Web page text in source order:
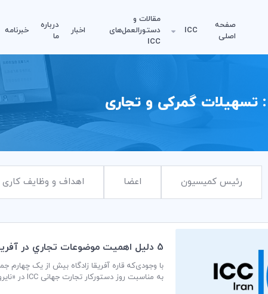
صفحه
اصلی
ICC
مقالات و
دستورالعمل‌های
ICC
اخبار
درباره
ما
خبرنامه
تسهیلات گمرکی و تجاری
رئیس کمیسیون اعضا اهداف و وظایف کاری
5 دليل اهميت موضوعات تجاري در آفريقا
با وجودی‌که قاره آفریقا زادگاه بیش از یک
به مناسبت روز دستورکار تجارت جهانی ICC در «نایروبی»، «کنیا» در خصوص نقش تجارت بر ایجاد اشتغال و رشد در آفریقا، گفت‌وگو کردند.